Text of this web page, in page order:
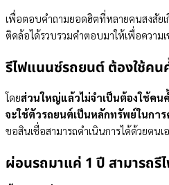
เพื่อตอบคำถามยอดฮิตที่หลายคนสงสัย
ติดล้อได้รวบรวมคำตอบมาให้เพื่อความ
รีไฟแนนซ์รถยนต์ ต้องใช้คน
โดยส่วนใหญ่แล้วไม่จำเป็นต้องใช้คน
จะใช้ตัวรถยนต์เป็นหลักทรัพย์ในกา
ขอสินเชื่อสามารถดำเนินการได้ด้วยตนเ
ผ่อนรถมาแค่ 1 ปี สามารถรี